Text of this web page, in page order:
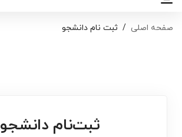
صفحه اصلی ثبت نام دانشجو
ثبت‌نام دانشجو